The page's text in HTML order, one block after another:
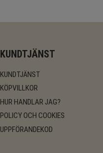
KUNDTJÄNST
KUNDTJÄNST
KÖPVILLKOR
HUR HANDLAR JAG?
POLICY OCH COOKIES
UPPFÖRANDEKOD